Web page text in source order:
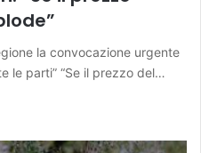
la convocazione urgente
le parti” “Se il prezzo del…